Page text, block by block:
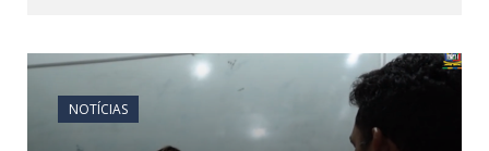
NOTÍCIAS